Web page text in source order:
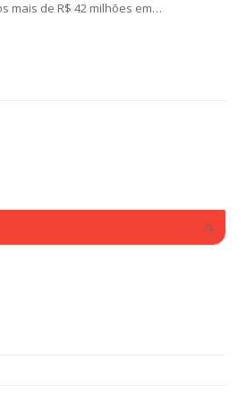
mais de R$ 42 milhões em…